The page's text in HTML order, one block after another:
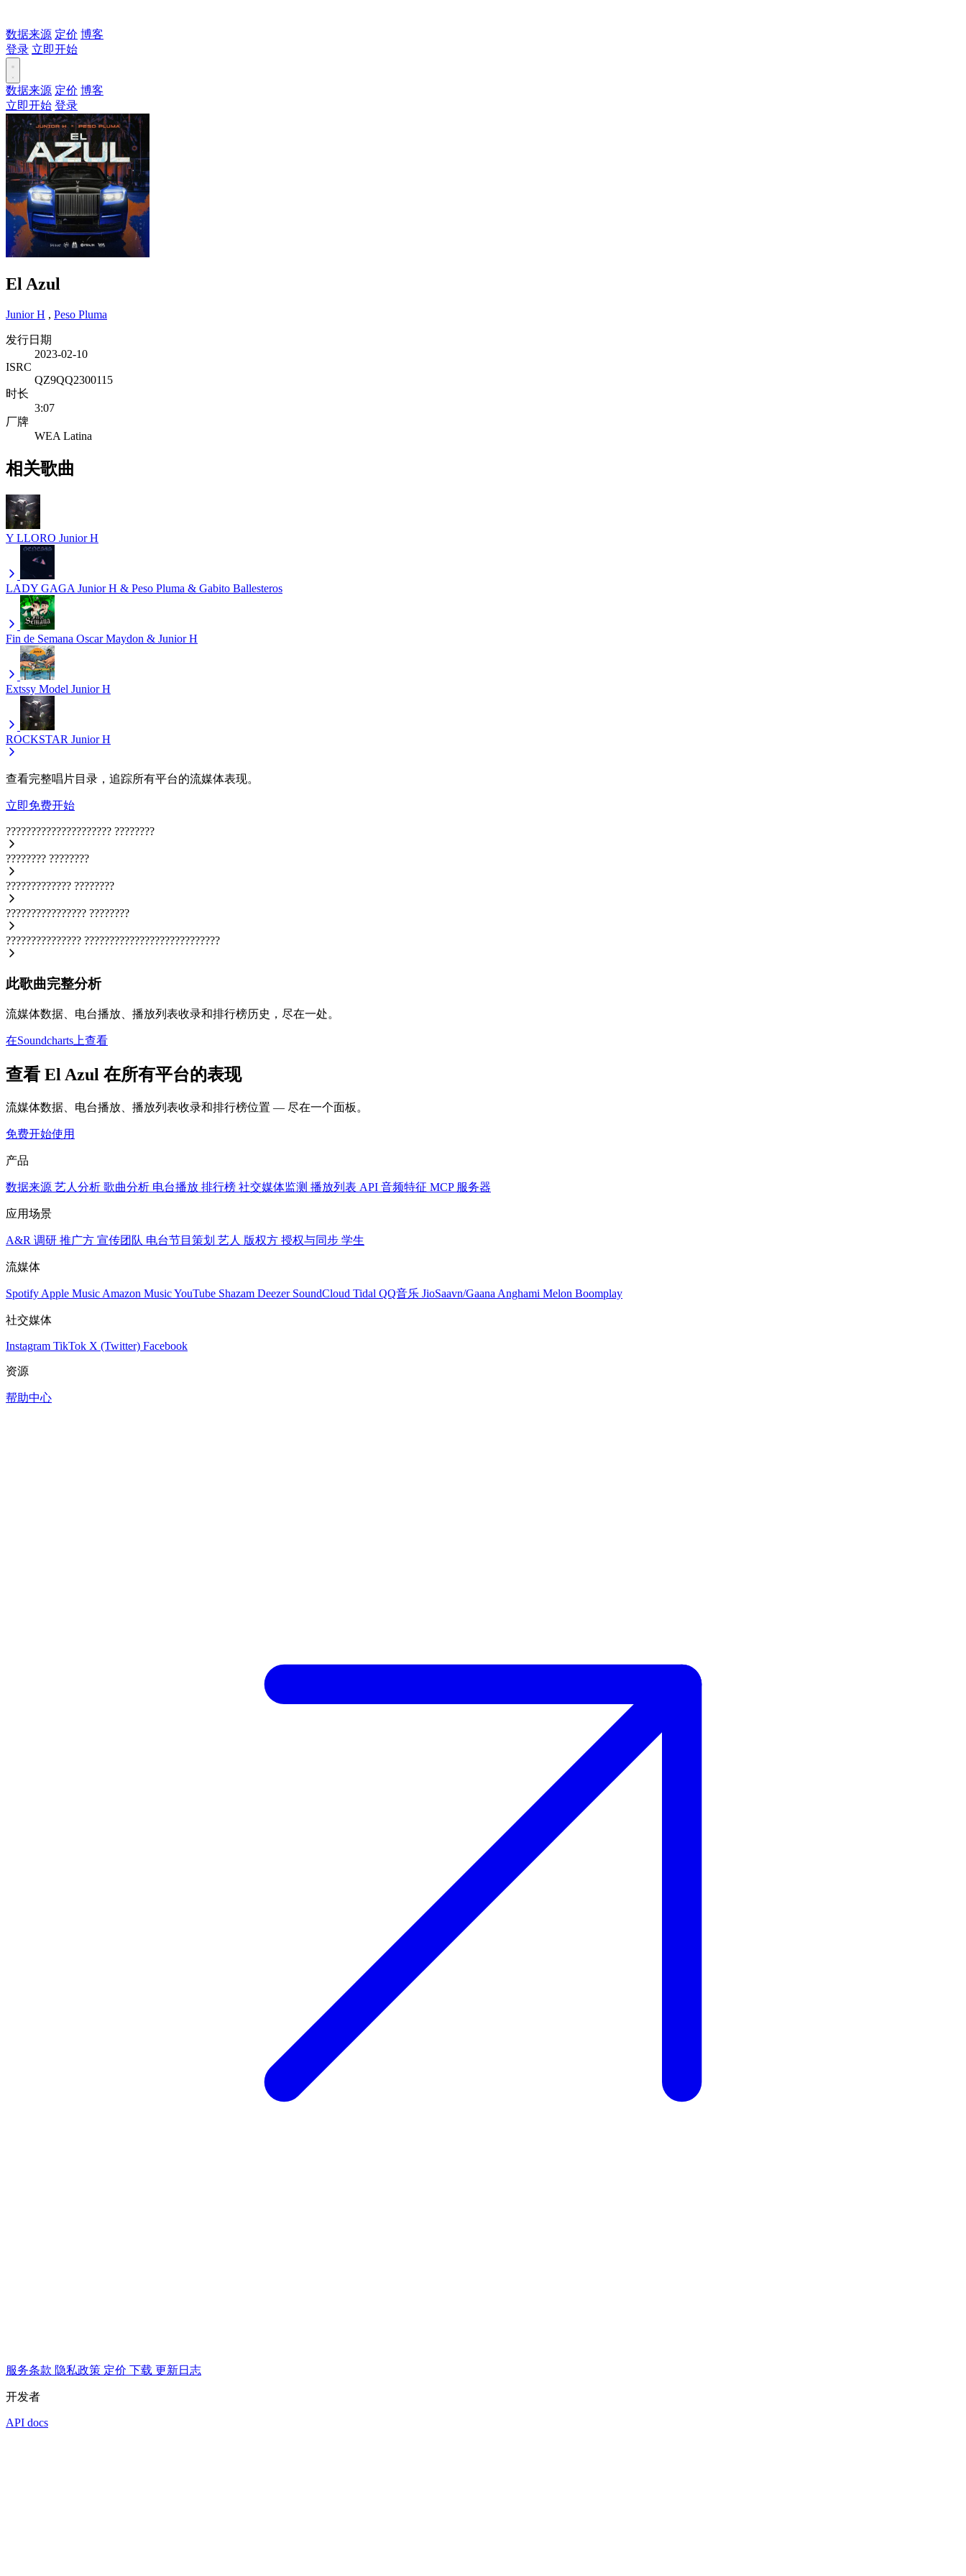
数据来源 定价 博客
登录 立即开始
数据来源 定价 博客
立即开始 登录
El Azul
Junior H , Peso Pluma
发行日期
2023-02-10
ISRC
QZ9QQ2300115
时长
3:07
厂牌
WEA Latina
相关歌曲
Y LLORO Junior H
LADY GAGA Junior H & Peso Pluma & Gabito Ballesteros
Fin de Semana Oscar Maydon & Junior H
Extssy Model Junior H
ROCKSTAR Junior H
查看完整唱片目录，追踪所有平台的流媒体表现。
立即免费开始
????????????????????? ????????
???????? ????????
????????????? ????????
???????????????? ????????
??????????????? ???????????????????????????
此歌曲完整分析
流媒体数据、电台播放、播放列表收录和排行榜历史，尽在一处。
在Soundcharts上查看
查看 El Azul 在所有平台的表现
流媒体数据、电台播放、播放列表收录和排行榜位置 — 尽在一个面板。
免费开始使用
产品
数据来源 艺人分析 歌曲分析 电台播放 排行榜 社交媒体监测 播放列表 API 音频特征 MCP 服务器
应用场景
A&R 调研 推广方 宣传团队 电台节目策划 艺人 版权方 授权与同步 学生
流媒体
Spotify Apple Music Amazon MusicYouTube Shazam Deezer SoundCloud Tidal QQ音乐 JioSaavn/Gaana Anghami Melon Boomplay
社交媒体
Instagram TikTok X (Twitter) Facebook
资源
帮助中心
服务条款 隐私政策 定价 下载 更新日志
开发者
API docs